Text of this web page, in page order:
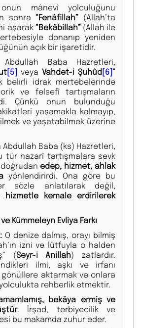
mânevî yolculuğunu
sonra“Fenâfillah” (Allah’ta
aşarak“Bekâbillah”(Allah ile
donanıp yeniden
açık bir işaretidir.
Baba Hazretleri,
[5] veya Vahdet-i Şuhûd[6]”
belirli idrak mertebelerinde
ve felsefî tartışmaların
Çünkü onun bulunduğu
yaşamakla kalmayıp,
ve yaşatabilmek üzerine
Baba (ks) Hazretleri,
tür nazarî tartışmalara sevk
edep, hizmet, ahlak
yönlendirirdi. Ona göre bu
sözle anlatılarak değil,
hizmetle kemale erdirilerek
Kümmeleyn Evliya Farkı
O denize dalmış, orayı bilmiş
izni ve lütfuyla o halden
(Seyr-i Anillah) zatlardır.
ilmi, aşkı ve irfanı
aktarmak ve onlara
rehberlik etmektir.
bekāya ermiş ve
. İrşad, terbiyecilik ve
bu makamda zuhur eder.